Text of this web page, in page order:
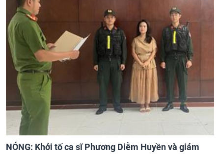
NÓNG: Khởi tố ca sĩ Phương Diễm Huyền và giám